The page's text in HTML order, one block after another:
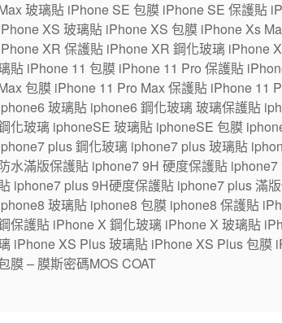
玻璃貼 iPhone SE 包膜 iPhone SE 保護貼
XS 玻璃貼 iPhone XS 包膜 iPhone Xs
XR 保護貼 iPhone XR 鋼化玻璃 iPhone
貼 iPhone 11 包膜 iPhone 11 Pro 保護貼
包膜 iPhone 11 Pro Max 保護貼 iPhone 11
玻璃貼 iphone6 鋼化玻璃 玻璃保護貼
化玻璃 iphoneSE 玻璃貼 iphoneSE 包膜
plus 鋼化玻璃 iphone7 plus 玻璃貼
水滿版保護貼 iphone7 9H 硬度保護貼
iphone7 plus 9H硬度保護貼 iphone7 plus 滿
玻璃貼 iphone8 包膜 iphone8 保護貼
保護貼 iPhone X 鋼化玻璃 iPhone X 玻璃貼
iPhone XS Plus 玻璃貼 iPhone XS Plus 包膜
膜 – 膜斯密碼MOS COAT